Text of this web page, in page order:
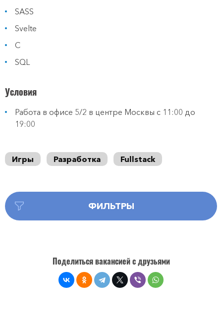
SASS
Svelte
C
SQL
Условия
Работа в офисе 5/2 в центре Москвы с 11:00 до
19:00
Игры Разработка Fullstack
ФИЛЬТРЫ
Поделиться вакансией с друзьями